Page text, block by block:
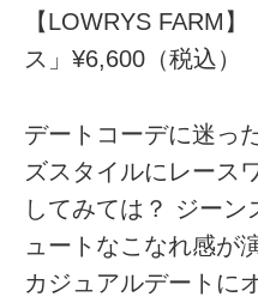
【LOWRYS FARM
ス」¥6,600（税込）
デートコーデに迷っ
ズスタイルにレース
してみては？ ジーン
ュートなこなれ感が
カジュアルデートに